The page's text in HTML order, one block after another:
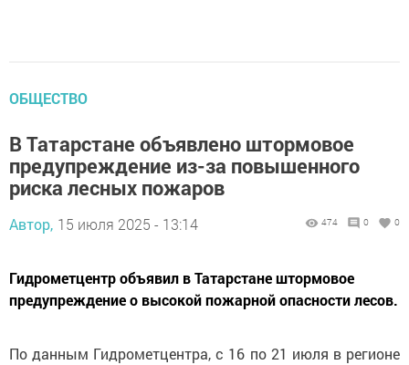
ОБЩЕСТВО
В Татарстане объявлено штормовое
предупреждение из-за повышенного
риска лесных пожаров
Автор, 15 июля 2025 - 13:14 474 0 0
Гидрометцентр объявил в Татарстане штормовое
предупреждение о высокой пожарной опасности лесов.
По данным Гидрометцентра, с 16 по 21 июля в регионе